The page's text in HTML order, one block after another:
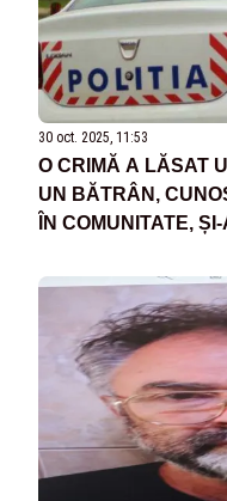
30 oct. 2025, 11:53
O CRIMĂ A LĂSAT
UN BĂTRÂN,
ÎN COMUNITATE,